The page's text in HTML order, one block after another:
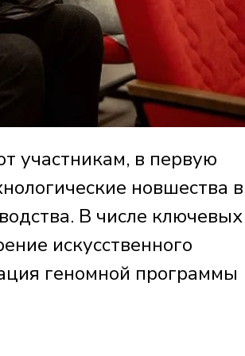
участникам, в первую
новшества в
В числе
искусственного
геномной программы